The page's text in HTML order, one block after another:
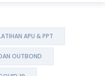
APU & PPT
OUTBOND